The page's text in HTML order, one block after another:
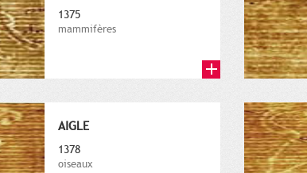
1375
mammifères
AIGLE
1378
oiseaux